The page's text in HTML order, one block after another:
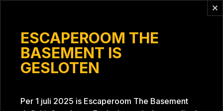
ESCAPEROOM THE
BASEMENT IS
GESLOTEN
Per 1 juli 2025 is Escaperoom The Basement